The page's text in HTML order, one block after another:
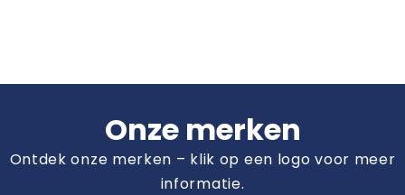
Onze merken
Ontdek onze merken – klik op een logo voor meer
informatie.